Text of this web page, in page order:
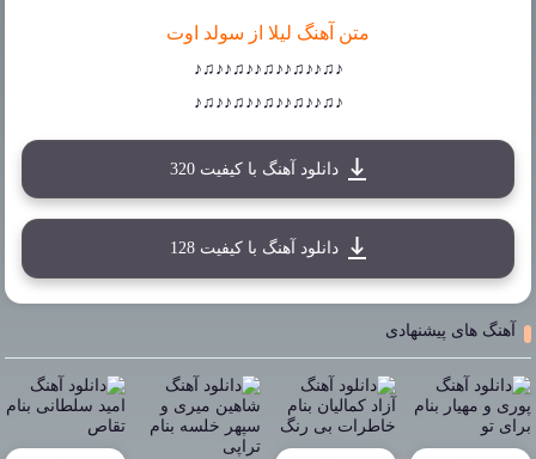
متن آهنگ لیلا از سولد اوت
♪♫♪♪♫♪♪♫♪♪♫♪♪♫♪
♪♫♪♪♫♪♪♫♪♪♫♪♪♫♪
دانلود آهنگ با کیفیت 320
دانلود آهنگ با کیفیت 128
آهنگ های پیشنهادی